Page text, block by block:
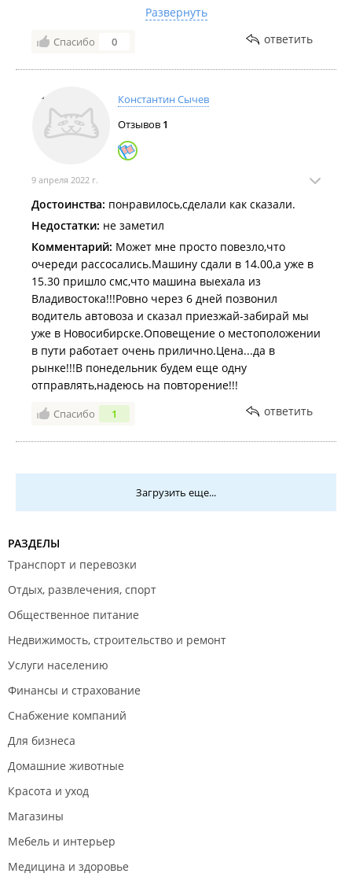
был включен в машине на движение, теперь
смотрю весь путь машины начиная с Японии.
Машину доставили в целости сохранности,
Развернуть
Спасибо 0 ответить
Константин Сычев
Отзывов 1
9 апреля 2022 г.
Достоинства: понравилось,сделали как сказали.
Недостатки: не заметил
Комментарий: Может мне просто повезло,что
очереди рассосались.Машину сдали в 14.00,а уже в
15.30 пришло смс,что машина выехала из
Владивостока!!!Ровно через 6 дней позвонил
водитель автовоза и сказал приезжай-забирай мы
уже в Новосибирске.Оповещение о местоположении
в пути работает очень прилично.Цена...да в
рынке!!!В понедельник будем еще одну
отправлять,надеюсь на повторение!!!
Спасибо 1 ответить
Загрузить еще...
РАЗДЕЛЫ
Транспорт и перевозки
Отдых, развлечения, спорт
Общественное питание
Недвижимость, строительство и ремонт
Услуги населению
Финансы и страхование
Снабжение компаний
Для бизнеса
Домашние животные
Красота и уход
Магазины
Мебель и интерьер
Медицина и здоровье